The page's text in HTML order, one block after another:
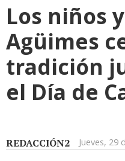
Los niños
Agüimes
tradición
el Día de
REDACCIÓN2 Jueves, 29